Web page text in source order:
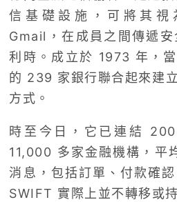
信基礎設施，可將其視
Gmail，在成員之間傳遞
利時。成立於 1973 年，
的 239 家銀行聯合起來建
方式。
時至今日，它已連結
11,000 多家金融機構，平
消息，包括訂單、付款確
SWIFT 實際上並不轉移或